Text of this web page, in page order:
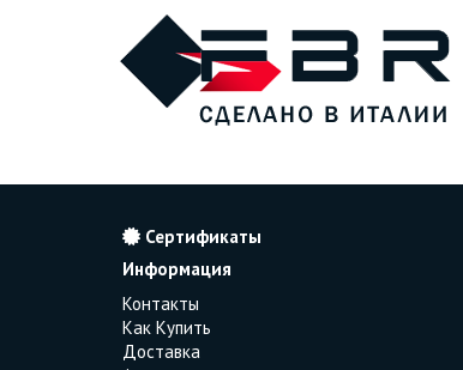
Сертификаты
Информация
Контакты
Как Купить
Доставка